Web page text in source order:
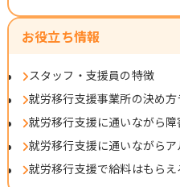
お役立ち情報
スタッフ・支援員の特徴
就労移行支援事業所の決め
就労移行支援に通いながら
就労移行支援に通いながら
就労移行支援で給料はもらえ